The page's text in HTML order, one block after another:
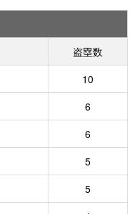
盗塁数
10
6
6
5
5